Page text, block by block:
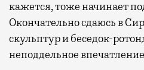
кажется, тоже начинает
Окончательно сдаюсь в
скульптур и беседок-
неподдельное